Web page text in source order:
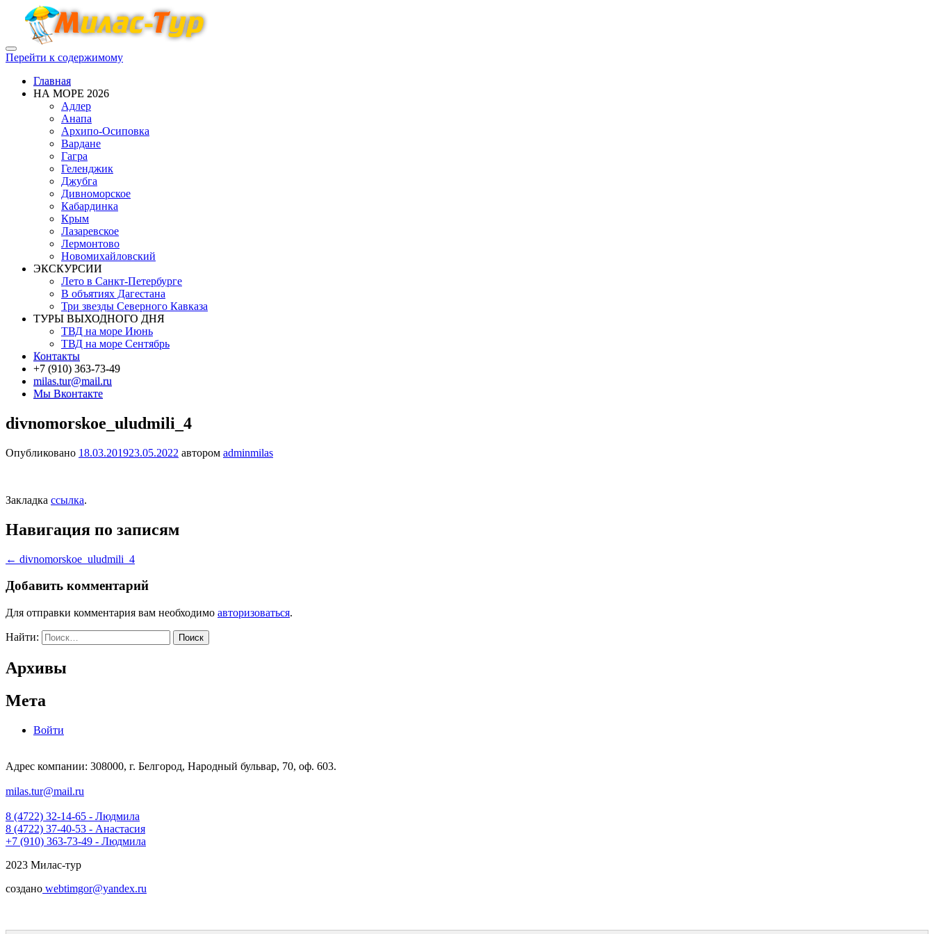
Показать/
Скрыть
навигацию
Перейти к содержимому
Главная
НА МОРЕ 2026
Адлер
Анапа
Архипо-Осиповка
Вардане
Гагра
Геленджик
Джубга
Дивноморское
Кабардинка
Крым
Лазаревское
Лермонтово
Новомихайловский
ЭКСКУРСИИ
Лето в Санкт-Петербурге
В объятиях Дагестана
Три звезды Северного Кавказа
ТУРЫ ВЫХОДНОГО ДНЯ
ТВД на море Июнь
ТВД на море Сентябрь
Контакты
+7 (910) 363-73-49
milas.tur@mail.ru
Мы Вконтакте
divnomorskoe_uludmili_4
Опубликовано 18.03.201923.05.2022 автором adminmilas
Закладка ссылка.
Навигация по записям
← divnomorskoe_uludmili_4
Добавить комментарий
Для отправки комментария вам необходимо авторизоваться.
Найти:
Архивы
Мета
Войти
Адрес компании: 308000, г. Белгород, Народный бульвар, 70, оф. 603.
milas.tur@mail.ru
8 (4722) 32-14-65 - Людмила
8 (4722) 37-40-53 - Анастасия
+7 (910) 363-73-49 - Людмила
2023 Милас-тур
создано webtimgor@yandex.ru